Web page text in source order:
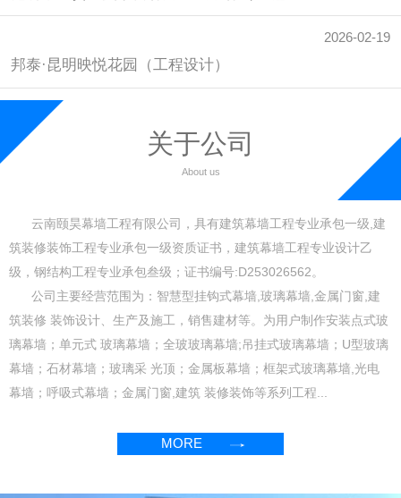
2026-02-19
邦泰·昆明映悦花园（工程设计）邦泰·昆明映悦花园（工程施工）
邦泰·昆明映悦花园（工程实例）
关于公司
About us
云南颐昊幕墙工程有限公司，具有建筑幕墙工程专业承包一级,建
筑装修装饰工程专业承包一级资质证书，建筑幕墙工程专业设计乙
级，钢结构工程专业承包叁级；证书编号:D253026562。
公司主要经营范围为：智慧型挂钩式幕墙,玻璃幕墙,金属门窗,建
筑装修 装饰设计、生产及施工，销售建材等。为用户制作安装点式玻
璃幕墙；单元式 玻璃幕墙；全玻玻璃幕墙;吊挂式玻璃幕墙；U型玻璃
幕墙；石材幕墙；玻璃采 光顶；金属板幕墙；框架式玻璃幕墙,光电
幕墙；呼吸式幕墙；金属门窗,建筑 装修装饰等系列工程...
MORE